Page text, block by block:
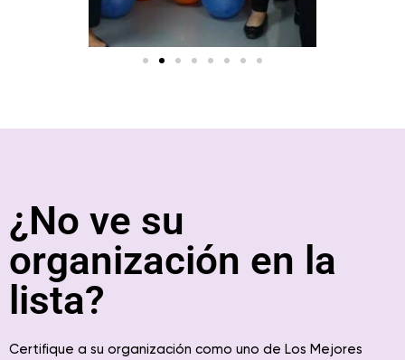
¿No ve su
organización en la
lista?
Certifique a su organización como uno de Los Mejores